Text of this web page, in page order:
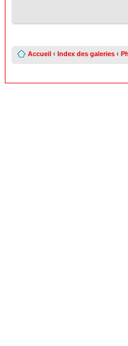
Accueil ‹ Index des galeries ‹